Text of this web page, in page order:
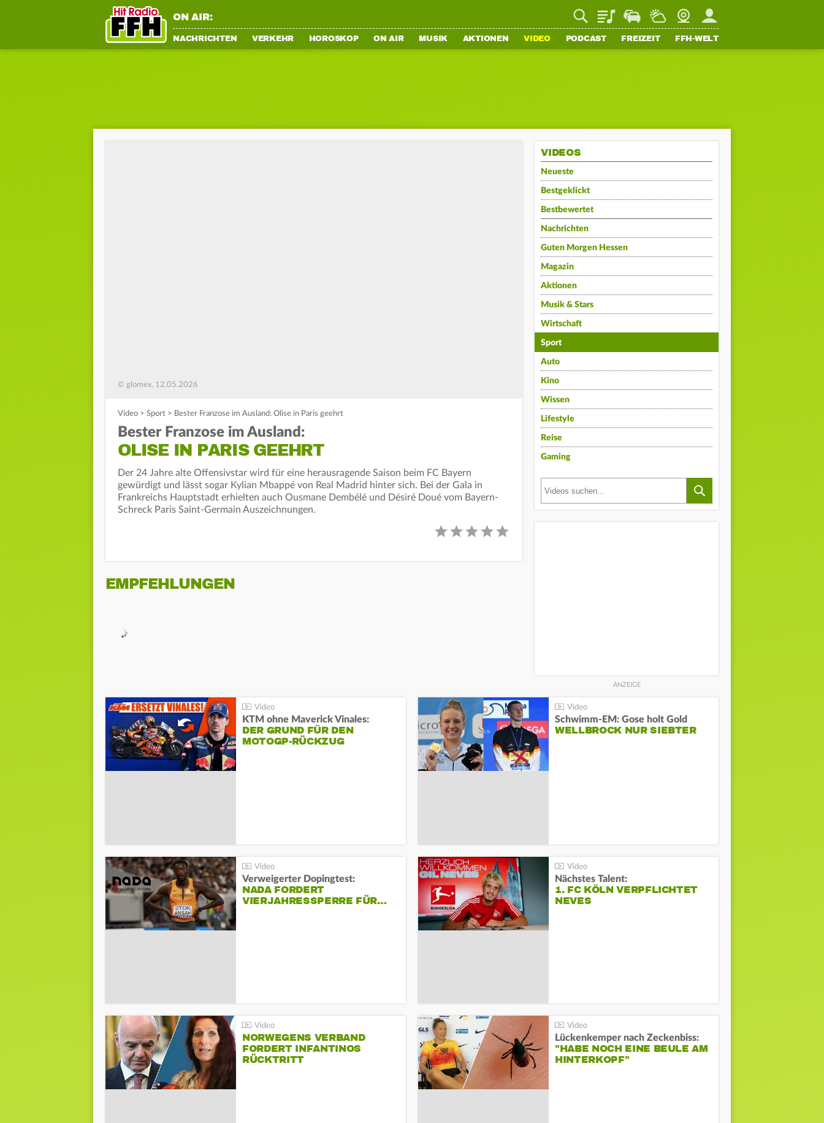
ON AIR: PlaylistStaupilotWetterWebcamMein FFH
NACHRICHTEN VERKEHR HOROSKOP ON AIR MUSIK AKTIONEN VIDEO PODCAST FREIZEIT FFH-WELT
© glomex, 12.05.2026
Video > Sport > Bester Franzose im Ausland: Olise in Paris geehrt
Bester Franzose im Ausland:
OLISE IN PARIS GEEHRT
Der 24 Jahre alte Offensivstar wird für eine herausragende Saison beim FC Bayern
gewürdigt und lässt sogar Kylian Mbappé von Real Madrid hinter sich. Bei der Gala in
Frankreichs Hauptstadt erhielten auch Ousmane Dembélé und Désiré Doué vom Bayern-
Schreck Paris Saint-Germain Auszeichnungen.
EMPFEHLUNGEN
VIDEOS
Neueste
Bestgeklickt
Bestbewertet
Nachrichten
Guten Morgen Hessen
Magazin
Aktionen
Musik & Stars
Wirtschaft
Sport
Auto
Kino
Wissen
Lifestyle
Reise
Gaming
KTM ohne Maverick Vinales:
DER GRUND FÜR DEN
MOTOGP-RÜCKZUG
Schwimm-EM: Gose holt Gold
WELLBROCK NUR SIEBTER
Verweigerter Dopingtest:
NADA FORDERT
VIERJAHRESSPERRE FÜR…
Nächstes Talent:
1. FC KÖLN VERPFLICHTET
NEVES
NORWEGENS VERBAND
FORDERT INFANTINOS
RÜCKTRITT
Lückenkemper nach Zeckenbiss:
"HABE NOCH EINE BEULE AM
HINTERKOPF"